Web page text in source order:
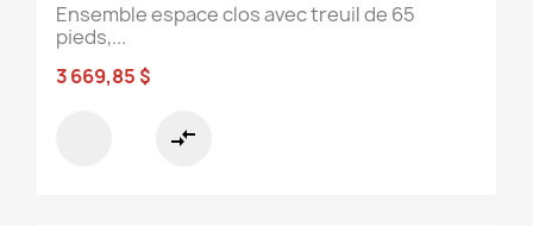
Ensemble espace clos avec treuil de 65
pieds,...
3 669,85 $
compare_arrows